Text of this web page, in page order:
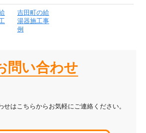
吉田町の給
湯器施工事
例
問い合わせ
せはこちらからお気軽にご連絡ください。